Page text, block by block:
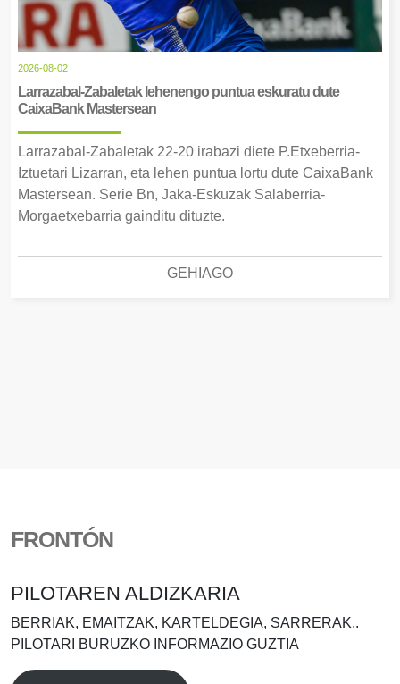
2026-08-02
Larrazabal-Zabaletak lehenengo puntua eskuratu dute
CaixaBank Mastersean
Larrazabal-Zabaletak 22-20 irabazi diete P.Etxeberria-
Iztuetari Lizarran, eta lehen puntua lortu dute CaixaBank
Mastersean. Serie Bn, Jaka-Eskuzak Salaberria-
Morgaetxebarria gainditu dituzte.
GEHIAGO
FRONTÓN
PILOTAREN ALDIZKARIA
BERRIAK, EMAITZAK, KARTELDEGIA, SARRERAK..
PILOTARI BURUZKO INFORMAZIO GUZTIA